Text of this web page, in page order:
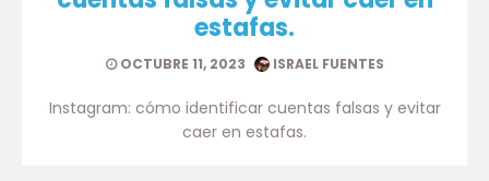
estafas.
OCTUBRE 11, 2023 ISRAEL FUENTES
Instagram: cómo identificar cuentas falsas y evitar
caer en estafas.